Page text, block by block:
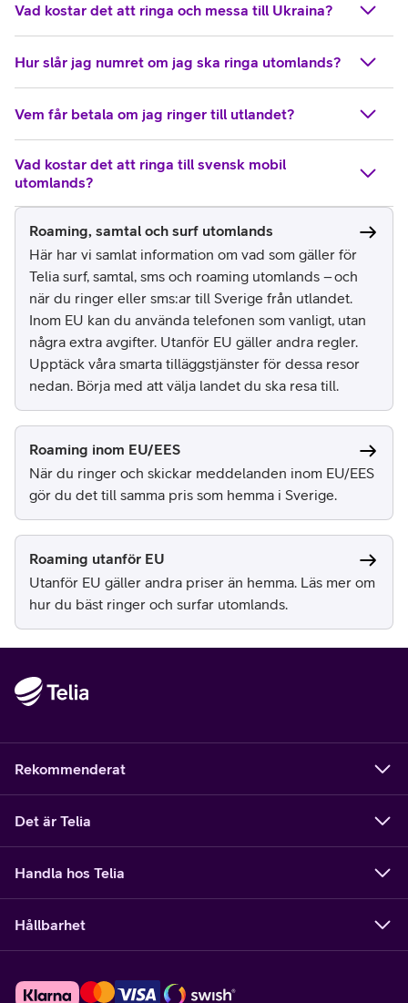
Vad kostar det att ringa och messa till Ukraina?
Hur slår jag numret om jag ska ringa utomlands?
Vem får betala om jag ringer till utlandet?
Vad kostar det att ringa till svensk mobil
utomlands?
Roaming, samtal och surf utomlands
Här har vi samlat information om vad som gäller för
Telia surf, samtal, sms och roaming utomlands – och
när du ringer eller sms:ar till Sverige från utlandet.
Inom EU kan du använda telefonen som vanligt, utan
några extra avgifter. Utanför EU gäller andra regler.
Upptäck våra smarta tilläggstjänster för dessa resor
nedan. Börja med att välja landet du ska resa till.
Roaming inom EU/EES
När du ringer och skickar meddelanden inom EU/EES
gör du det till samma pris som hemma i Sverige.
Roaming utanför EU
Utanför EU gäller andra priser än hemma. Läs mer om
hur du bäst ringer och surfar utomlands.
Rekommenderat
Det är Telia
Handla hos Telia
Hållbarhet